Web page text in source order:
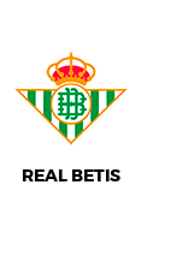
REAL BETIS